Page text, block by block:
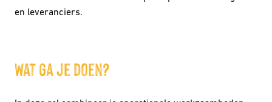
en leveranciers.
Wat ga je doen?